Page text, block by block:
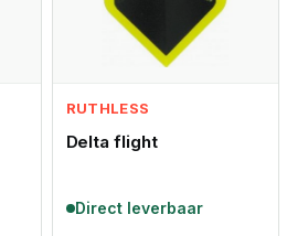
RUTHLESS
Delta flight
Direct leverbaar